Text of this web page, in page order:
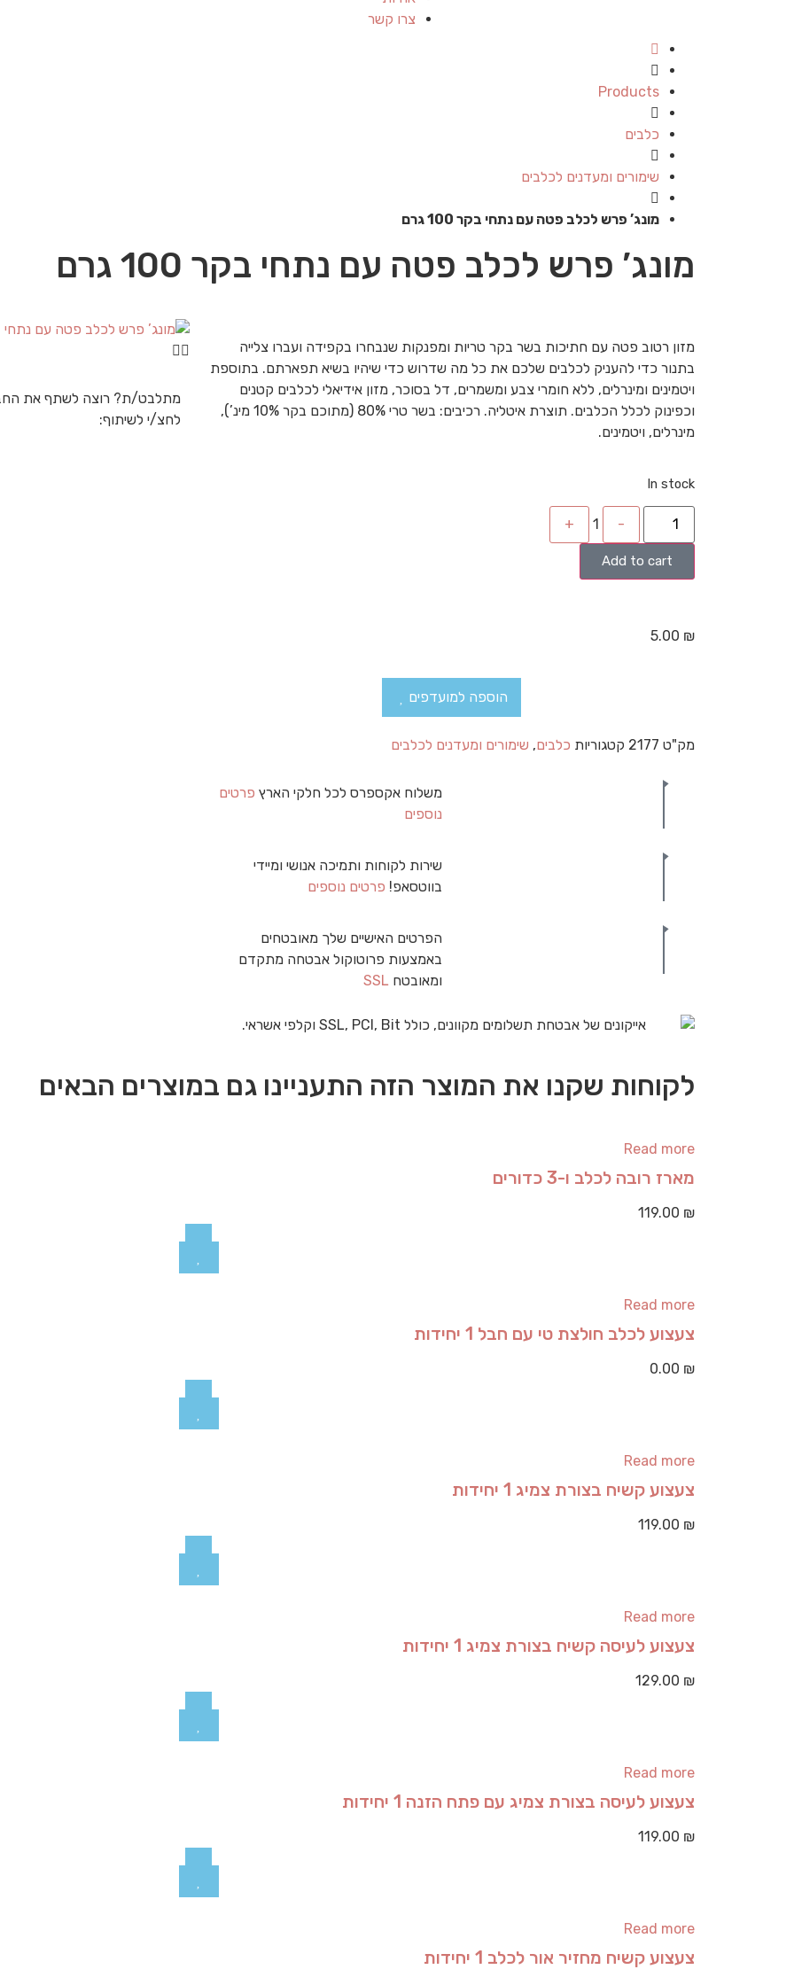
צרו קשר
Products
כלבים
שימורים ומעדנים לכלבים
מונג’ פרש לכלב פטה עם נתחי בקר 100 גרם
מונג’ פרש לכלב פטה עם נתחי בקר 100 גרם
מזון רטוב פטה עם חתיכות בשר בקר טריות ומפנקות שנבחרו בקפידה ועברו צלייה
בתנור כדי להעניק לכלבים שלכם את כל מה שדרוש כדי שיהיו בשיא תפארתם. בתוספת
ויטמינים ומינרלים, ללא חומרי צבע ומשמרים, דל בסוכר, מזון אידיאלי לכלבים קטנים
וכפינוק לכלל הכלבים. תוצרת איטליה. רכיבים: בשר טרי 80% (מתוכם בקר 10% מינ’),
מינרלים, ויטמינים.
In stock
-
1
+
Add to cart
5.00 ₪
הוספה למועדפים
מק"ט 2177 קטגוריות כלבים, שימורים ומעדנים לכלבים
משלוח אקספרס לכל חלקי הארץ פרטים
נוספים
שירות לקוחות ותמיכה אנושי ומיידי
בווטסאפ! פרטים נוספים
הפרטים האישיים שלך מאובטחים
באמצעות פרוטוקול אבטחה מתקדם
ומאובטח SSL
מתלבט/ת? רוצה לשתף את
לחצ/י לשיתוף:
לקוחות שקנו את המוצר הזה התעניינו גם במוצרים הבאים
Read more
מארז רובה לכלב ו-3 כדורים
119.00 ₪
Read more
צעצוע לכלב חולצת טי עם חבל 1 יחידות
0.00 ₪
Read more
צעצוע קשיח בצורת צמיג 1 יחידות
119.00 ₪
Read more
צעצוע לעיסה קשיח בצורת צמיג 1 יחידות
129.00 ₪
Read more
צעצוע לעיסה בצורת צמיג עם פתח הזנה 1 יחידות
119.00 ₪
Read more
צעצוע קשיח מחזיר אור לכלב 1 יחידות